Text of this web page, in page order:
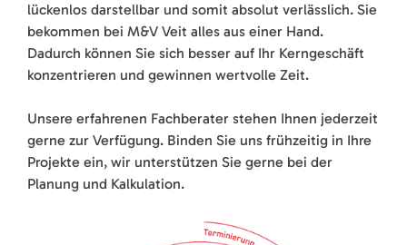
lückenlos darstellbar und somit absolut verlässlich. Sie
bekommen bei M&V Veit alles aus einer Hand.
Dadurch können Sie sich besser auf Ihr Kerngeschäft
konzentrieren und gewinnen wertvolle Zeit.
Unsere erfahrenen Fachberater stehen Ihnen jederzeit
gerne zur Verfügung. Binden Sie uns frühzeitig in Ihre
Projekte ein, wir unterstützen Sie gerne bei der
Planung und Kalkulation.